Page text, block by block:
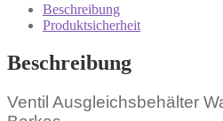
Barkas
Menge
Beschreibung
Produktsicherheit
Beschreibung
Ventil Ausgleichsbehälter